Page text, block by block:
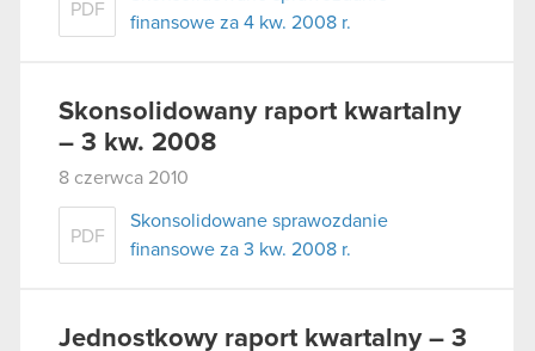
PDF
finansowe za 4 kw. 2008 r.
Skonsolidowany raport kwartalny
– 3 kw. 2008
8 czerwca 2010
PDF
Skonsolidowane sprawozdanie
finansowe za 3 kw. 2008 r.
Jednostkowy raport kwartalny – 3